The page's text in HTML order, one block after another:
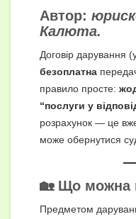
Автор:
Калюта.
Договір дарування
безоплатна
правило просте:
“послуги у
розрахунок — це
може обернутися
🏡 Що можна
Предметом